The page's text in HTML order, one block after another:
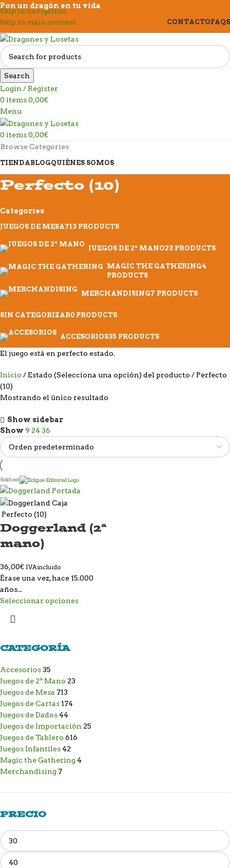
Skip to navigation
Skip to main content
Pon un dragón en tu vida
CONTACTOFAQS
Search
Login / Register
0 items0,00€
Menu
0 items0,00€
Browse Categories
TIENDABLOGQUIÉNES SOMOS
Perfecto (10)
Categories
JUEGOS DE MESA713 PRODUCTS
JUEGOS DE 2ª MANO23 PRODUCTS
MAGIC THE GATHERING4
PRODUCTS
MERCHANDISING7 PRODUCTS
SIN CATEGORIZAR0 PRODUCTS
ACCESORIOS35 PRODUCTS
CATEGORÍA
Accesorios35
Juegos de 2ª Mano 23
Juegos de Mesa 713
Juegos de Cartas 174
Juegos de Dados 44
Juegos de Importación 25
Juegos de Tablero 616
Juegos Infantiles 42
Magic the Gathering 4
Merchandising 7
PRECIO
El juego está en perfecto estado.
Inicio Estado (Selecciona una opción) del producto
Perfecto
(10)
Mostrando el único resultado
Show sidebar
Show 9 24 36
Sold out
Perfecto (10)
Doggerland (2ª
mano)
36,00€ IVA incluido
Érase una vez, hace 15.000
años...
Seleccionar opciones